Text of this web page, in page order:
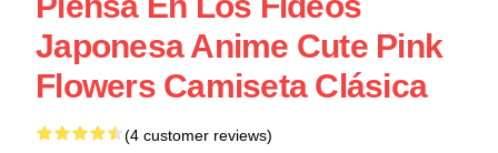
Japonesa Anime Cute Pink
Flowers Camiseta Clásica
(4 customer reviews)